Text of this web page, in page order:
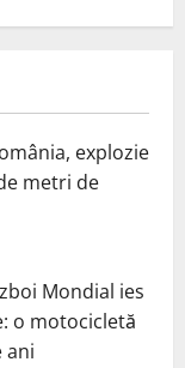
explozie
metri de
Mondial ies
o motocicletă
ani